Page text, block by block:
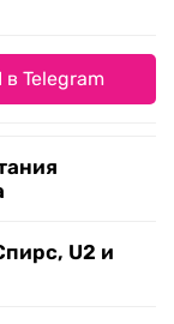
Telegram
U2 и